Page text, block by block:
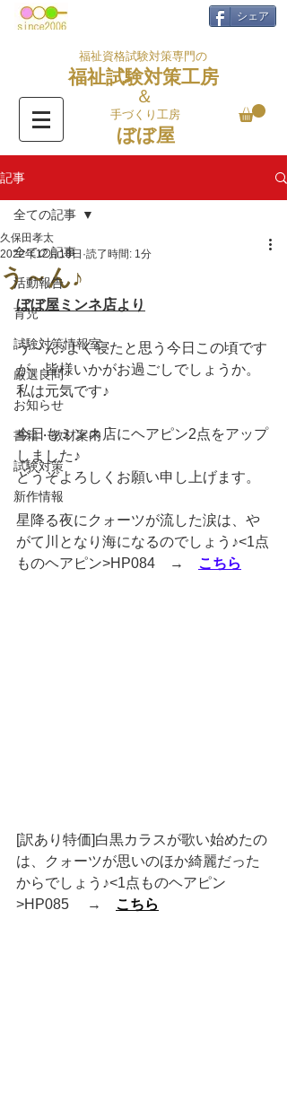
シェア
福祉資格試験対策専門の
福祉試験対策工房
＆
手づくり工房
ぼぼ屋
記事
全ての記事
活動報告
育児
試験対策情報室
厳選良問
お知らせ
書籍・教材案内
試験対策
新作情報
全ての記事
う～ん♪
久保田孝太
2022年12月18日 読了時間: 1分
ぼぼ屋ミンネ店より
う～ん♪よく寝たと思う今日この頃です
が、皆様いかがお過ごしでしょうか。
私は元気です♪
今日もミンネ店にヘアピン2点をアップ
しました♪
どうぞよろしくお願い申し上げます。
星降る夜にクォーツが流した涙は、や
がて川となり海になるのでしょう♪<1点
ものヘアピン>HP084　→ こちら
[訳あり特価]白黒カラスが歌い始めたの
は、クォーツが思いのほか綺麗だった
からでしょう♪<1点ものヘアピン
>HP085 　→ こちら